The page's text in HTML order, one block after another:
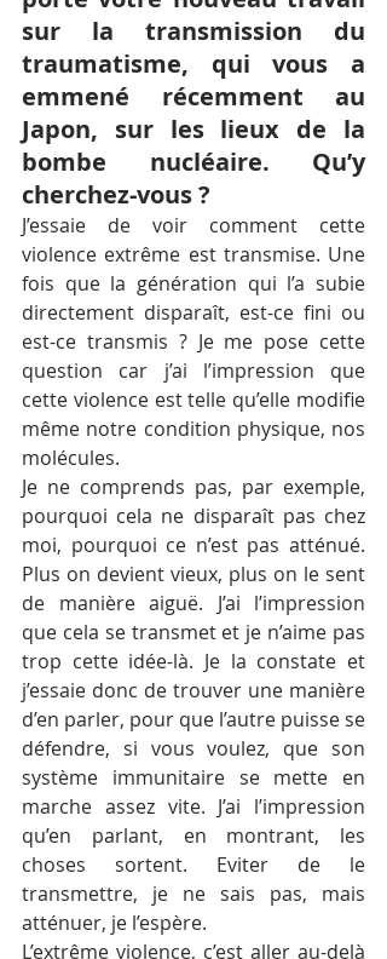
sur la transmission du
traumatisme, qui vous a
emmené récemment au
Japon, sur les lieux de la
bombe nucléaire. Qu’y
cherchez-vous ?
J’essaie de voir comment cette
violence extrême est transmise. Une
fois que la génération qui l’a subie
directement disparaît, est-ce fini ou
est-ce transmis ? Je me pose cette
question car j’ai l’impression que
cette violence est telle qu’elle modifie
même notre condition physique, nos
molécules.
Je ne comprends pas, par exemple,
pourquoi cela ne disparaît pas chez
moi, pourquoi ce n’est pas atténué.
Plus on devient vieux, plus on le sent
de manière aiguë. J’ai l’impression
que cela se transmet et je n’aime pas
trop cette idée-là. Je la constate et
j’essaie donc de trouver une manière
d’en parler, pour que l’autre puisse se
défendre, si vous voulez, que son
système immunitaire se mette en
marche assez vite. J’ai l’impression
qu’en parlant, en montrant, les
choses sortent. Eviter de le
transmettre, je ne sais pas, mais
atténuer, je l’espère.
L’extrême violence, c’est aller au-delà